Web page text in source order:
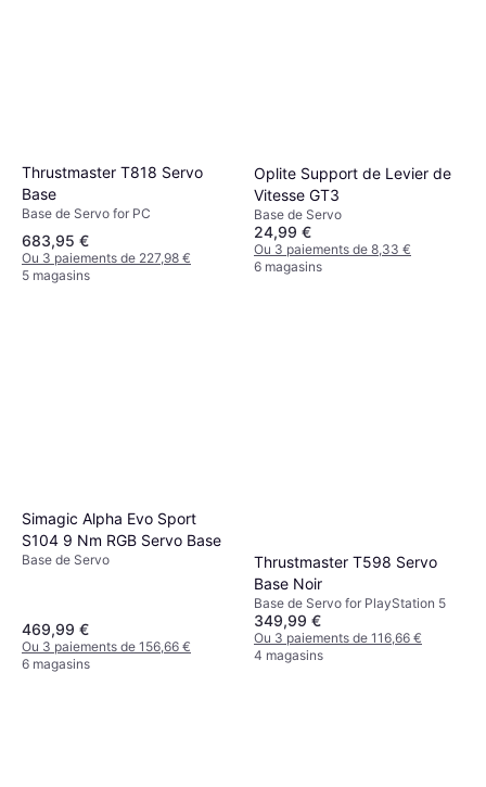
Thrustmaster T818 Servo
Base
Base de Servo for PC
683,95 €
Ou 3 paiements de 227,98 €
5 magasins
Oplite Support de Levier de
Vitesse GT3
Base de Servo
24,99 €
Ou 3 paiements de 8,33 €
6 magasins
Simagic Alpha Evo Sport
S104 9 Nm RGB Servo Base
Base de Servo
469,99 €
Ou 3 paiements de 156,66 €
6 magasins
Thrustmaster T598 Servo
Base Noir
Base de Servo for PlayStation 5
349,99 €
Ou 3 paiements de 116,66 €
4 magasins